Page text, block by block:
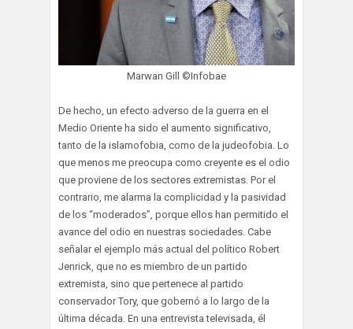
Marwan Gill ©Infobae
De hecho, un efecto adverso de la guerra en el
Medio Oriente ha sido el aumento significativo,
tanto de la islamofobia, como de la judeofobia. Lo
que menos me preocupa como creyente es el odio
que proviene de los sectores extremistas. Por el
contrario, me alarma la complicidad y la pasividad
de los “moderados”, porque ellos han permitido el
avance del odio en nuestras sociedades. Cabe
señalar el ejemplo más actual del político Robert
Jenrick, que no es miembro de un partido
extremista, sino que pertenece al partido
conservador Tory, que gobernó a lo largo de la
última década. En una entrevista televisada, él